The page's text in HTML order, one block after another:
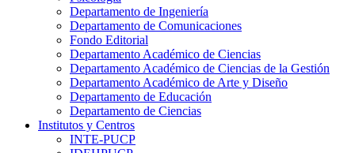
Departamento de Ingeniería
Departamento de Comunicaciones
Fondo Editorial
Departamento Académico de Ciencias
Departamento Académico de Ciencias de la Gestión
Departamento Académico de Arte y Diseño
Departamento de Educación
Departamento de Ciencias
Institutos y Centros
INTE-PUCP